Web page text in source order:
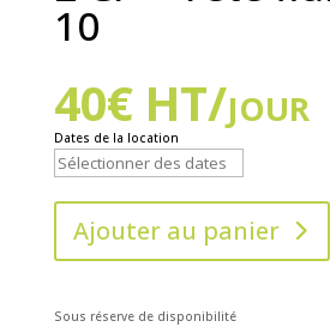
10
40€HT/jour
Dates de la location
Ajouter au panier
Sous réserve de disponibilité